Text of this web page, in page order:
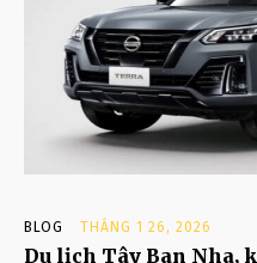
BLOG THÁNG 1 26, 2026
Du lịch Tây Ban Nha,